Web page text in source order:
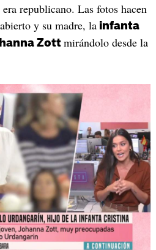
republicano. Las fotos hacen
y su madre, lainfanta
Zott mirándolo desde la